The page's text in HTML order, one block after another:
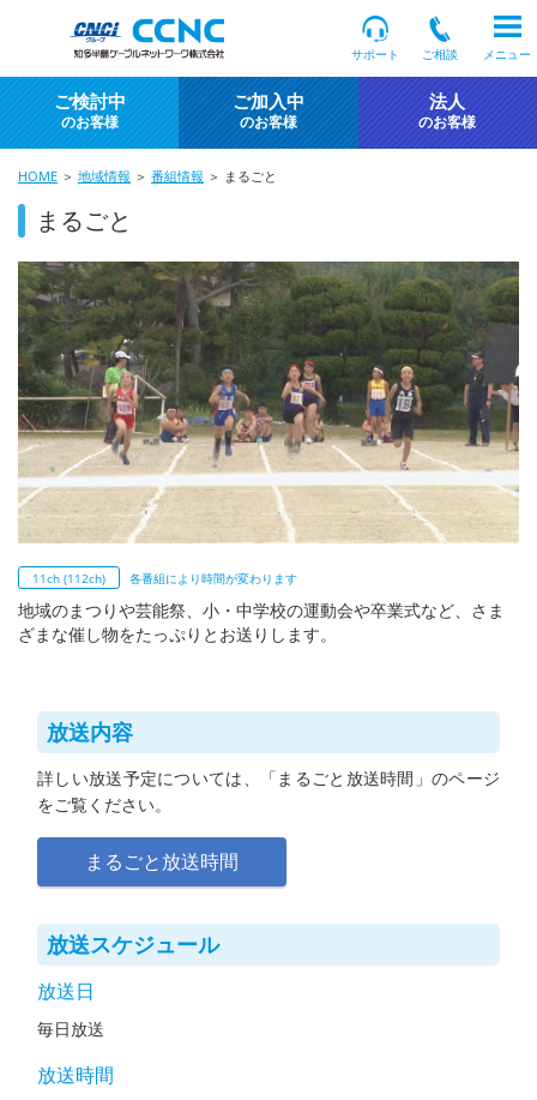
サポート ご相談 メニュー
ご検討中
のお客様
ご加入中
のお客様
法人
のお客様
HOME ＞ 地域情報 ＞ 番組情報 ＞ まるごと
まるごと
11ch (112ch) 各番組により時間が変わります
地域のまつりや芸能祭、小・中学校の運動会や卒業式など、さま
ざまな催し物をたっぷりとお送りします。
放送内容
詳しい放送予定については、「まるごと放送時間」のページ
をご覧ください。
まるごと放送時間
放送スケジュール
放送日
毎日放送
放送時間